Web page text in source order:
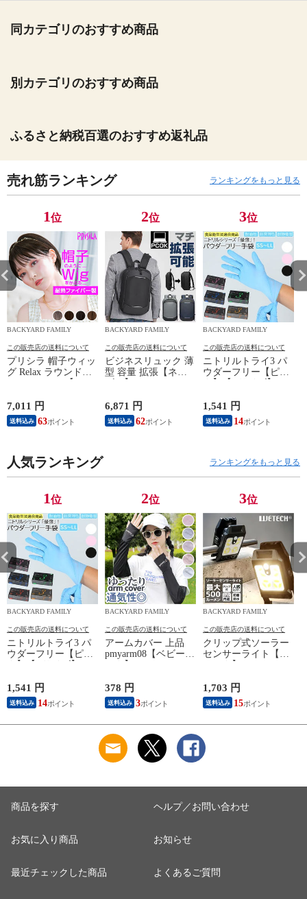
同カテゴリのおすすめ商品
別カテゴリのおすすめ商品
ふるさと納税百選のおすすめ返礼品
売れ筋ランキング ランキングをもっと見る
1位
BACKYARD FAMILY
この販売店の送料について
プリシラ 帽子ウィッ
グ Relax ラウンドマ
ッシュ BO-05【TDB/
ン】
7,011 円
送料込み 63
2位
BACKYARD FAMILY
この販売店の送料について
ビジネスリュック 薄
型 容量 拡張【ネイ
ビー】
6,871 円
送料込み 62
3位
BACKYARD FAMILY
この販売店の送料について
ニトリルトライ3 パ
ウダーフリー【ピン
ク】【Lサイズ】
1,541 円
送料込み 14
人気ランキング ランキングをもっと見る
1位
BACKYARD FAMILY
この販売店の送料について
ニトリルトライ3 パ
ウダーフリー【ピン
ク】【Lサイズ】
1,541 円
送料込み 14
2位
BACKYARD FAMILY
この販売店の送料について
アームカバー 上品
pmyarm08【ベビーピ
ンク】
378 円
送料込み 3
3位
BACKYARD FAMILY
この販売店の送料について
クリップ式ソーラー
センサーライト【ブ
ラック】
1,703 円
送料込み 15
商品を探す
お気に入り商品
最近チェックした商品
ヘルプ／お問い合わせ
お知らせ
よくあるご質問